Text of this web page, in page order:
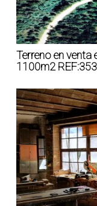
Terreno en venta
1100m2